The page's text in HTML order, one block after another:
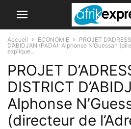
Accueil ECONOMIE
PROJET
D’ABIDJAN (PADA): Alphonse N’Guessan
explique...
PROJET
DISTRICT
Alphonse
(directeur de